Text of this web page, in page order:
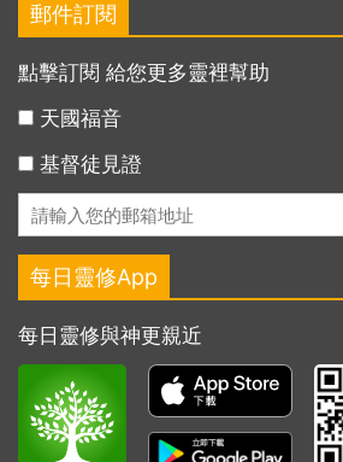
郵件訂閱
點擊訂閱 給您更多靈裡幫助
天國福音
基督徒見證
每日靈修App
每日靈修與神更親近